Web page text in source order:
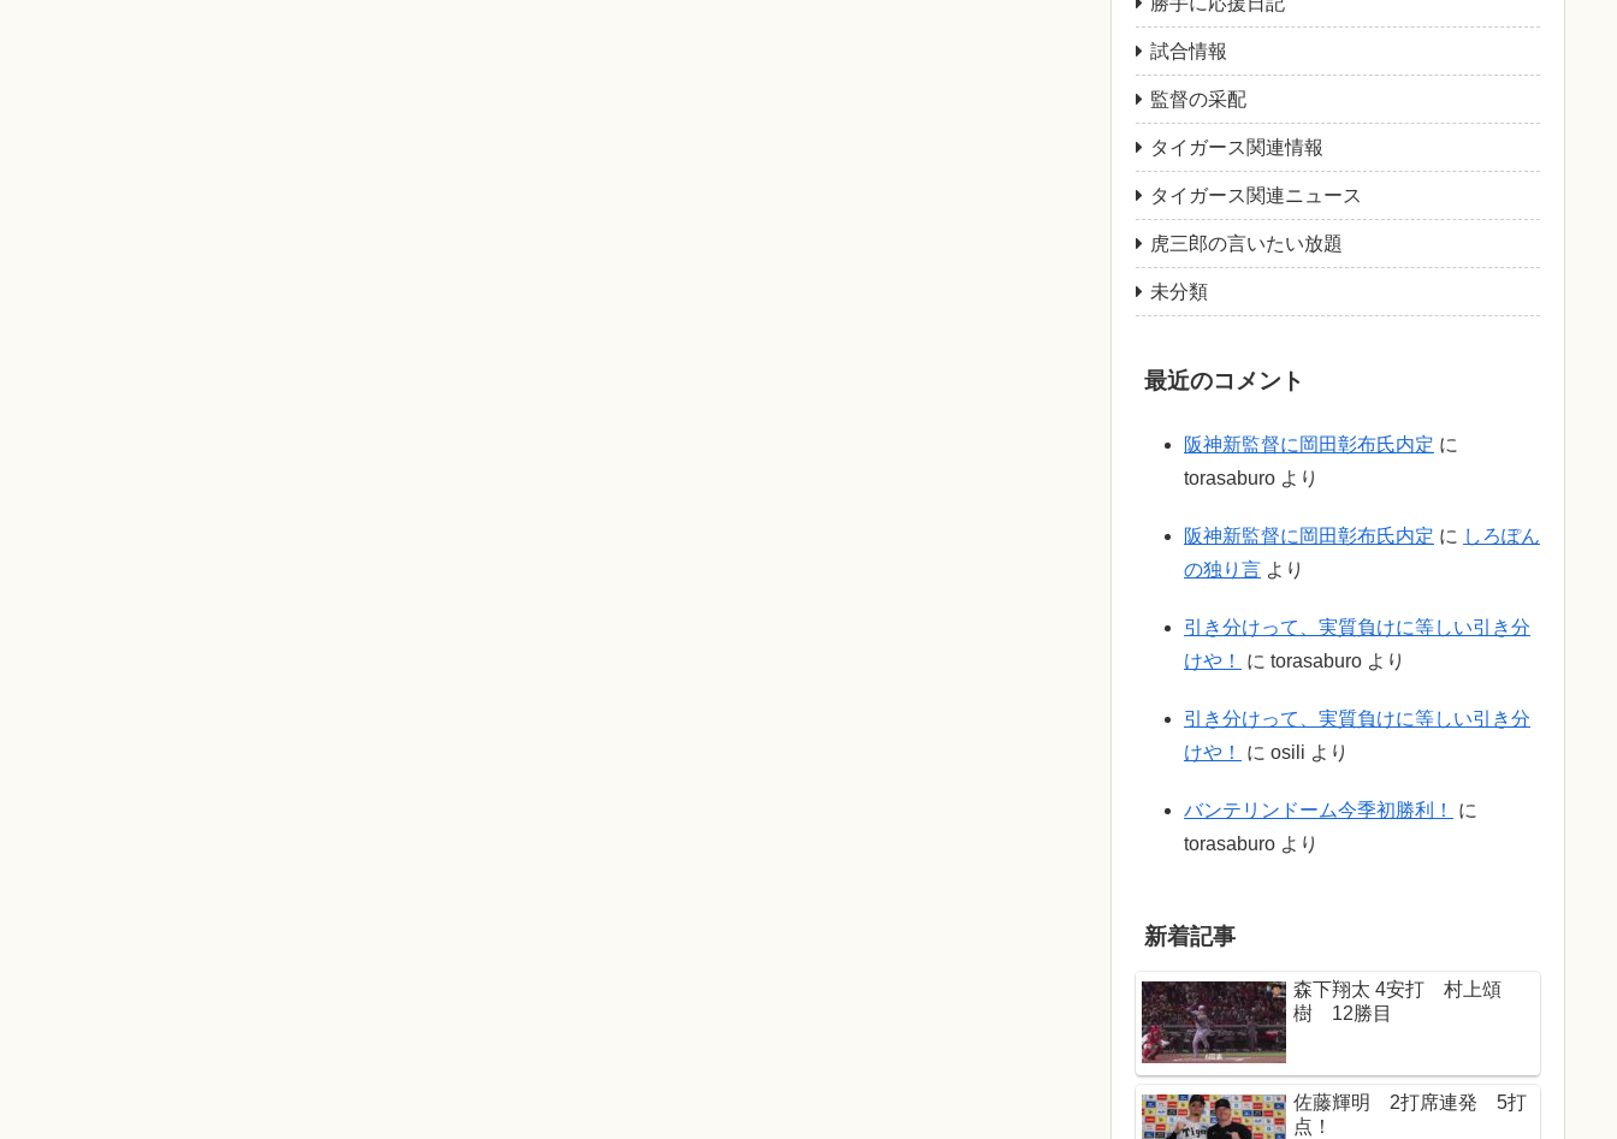
試合情報
監督の采配
タイガース関連情報
タイガース関連ニュース
虎三郎の言いたい放題
未分類
最近のコメント
阪神新監督に岡田彰布氏内定 に
torasaburo より
阪神新監督に岡田彰布氏内定 に しろぽん
の独り言 より
引き分けって、実質負けに等しい引き分
けや！
に torasaburo より
引き分けって、実質負けに等しい引き分
けや！
に osili より
バンテリンドーム今季初勝利！
に
torasaburo より
新着記事
森下翔太 4安打 村上頌
樹 12勝目
佐藤輝明 2打席連発 5打
点！